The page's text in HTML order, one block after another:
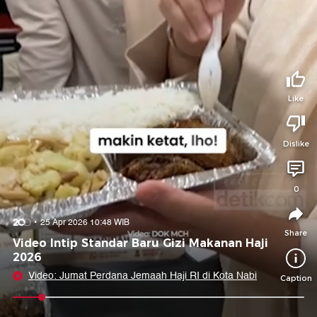
Like
Dislike
0
Share
Caption
25 Apr 2026 10:48 WIB
Video Intip Standar Baru Gizi Makanan Haji
2026
Video: Jumat Perdana Jemaah Haji RI di Kota Nabi
Share to
Facebook X Whatsapp Telegram
Copy Link Copy Embed
Copy Embed &
Suka video ini?
Login untuk menyampaikan pendapat.
Tidak suka video ini?
Login untuk menyampaikan pendapat.